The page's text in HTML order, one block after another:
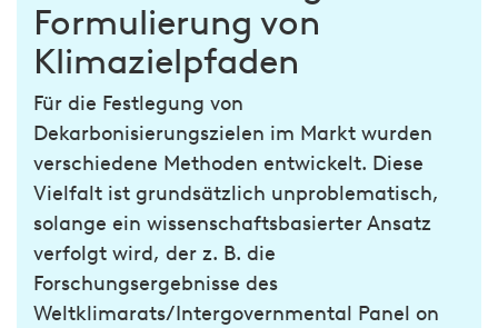
Formulierung von
Klimazielpfaden
Für die Festlegung von
Dekarbonisierungszielen im Markt wurden
verschiedene Methoden entwickelt. Diese
Vielfalt ist grundsätzlich unproblematisch,
solange ein wissenschaftsbasierter Ansatz
verfolgt wird, der z. B. die
Forschungsergebnisse des
Weltklimarats/Intergovernmental Panel on